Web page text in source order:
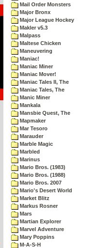
Mail Order Monsters
Major Bronx
Major League Hockey
Makler v5.3
Malpass
Maltese Chicken
Maneuvering
Maniac!
Maniac Miner
Maniac Mover!
Maniac Tales II, The
Maniac Tales, The
Manic Miner
Mankala
Mansbie Quest, The
Mapmaker
Mar Tesoro
Marauder
Marble Magic
Marbled
Marinus
Mario Bros. (1983)
Mario Bros. (1988)
Mario Bros. 2007
Mario's Desert World
Market Blitz
Markus Rosner
Mars
Martian Explorer
Marvel Adventure
Mary Poppins
M-A-S-H